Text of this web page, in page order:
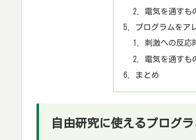
電気を通すも
プログラムをア
刺激への反応
電気を通すも
まとめ
自由研究に使えるプログ